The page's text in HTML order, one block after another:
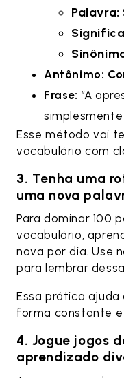
Palavra:
Antônimo:
Frase: “A
simplesmente
Esse método vai
vocabulário com
3. Tenha uma
uma nova
Para dominar 100
vocabulário,
nova por dia. Use
para lembrar
Essa prática
forma constante
4. Jogue jogos
aprendizado